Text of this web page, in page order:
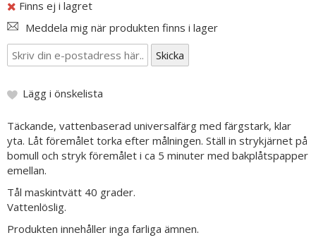
Finns ej i lagret
Meddela mig när produkten finns i lager
Lägg i önskelista
Täckande, vattenbaserad universalfärg med färgstark, klar
yta. Låt föremålet torka efter målningen. Ställ in strykjärnet på
bomull och stryk föremålet i ca 5 minuter med bakplåtspapper
emellan.
Tål maskintvätt 40 grader.
Vattenlöslig.
Produkten innehåller inga farliga ämnen.